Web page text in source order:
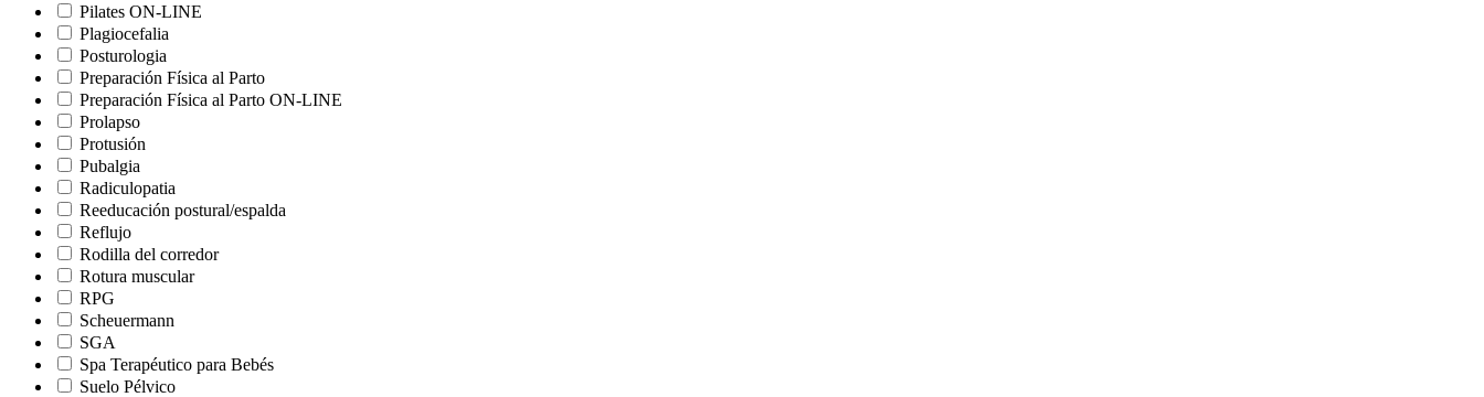
Pilates ON-LINE
Plagiocefalia
Posturologia
Preparación Física al Parto
Preparación Física al Parto ON-LINE
Prolapso
Protusión
Pubalgia
Radiculopatia
Reeducación postural/espalda
Reflujo
Rodilla del corredor
Rotura muscular
RPG
Scheuermann
SGA
Spa Terapéutico para Bebés
Suelo Pélvico